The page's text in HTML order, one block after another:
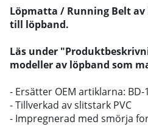
Löpmatta / Running Belt
till löpband.
Läs under
modeller av löpband som
- Ersätter OEM artiklarna: BD-
- Tillverkad av slitstark PVC
- Impregnerad med smörja